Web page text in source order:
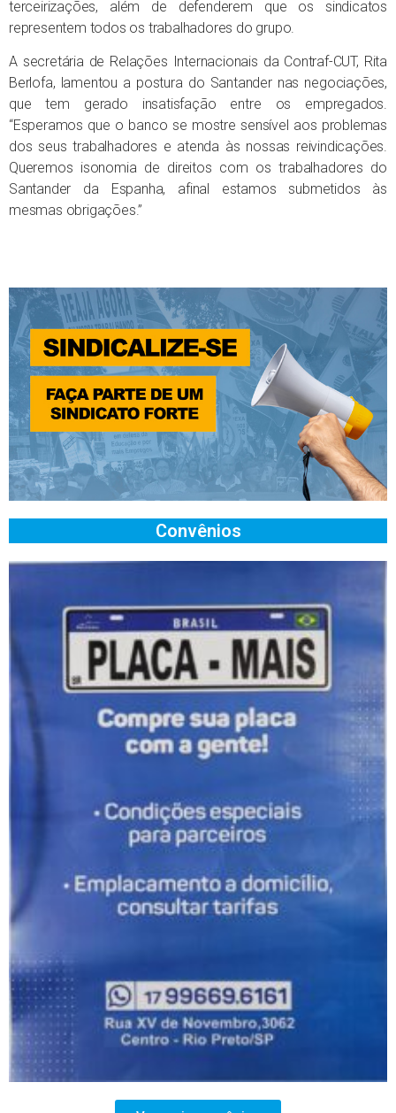
terceirizações, além de defenderem que os sindicatos
representem todos os trabalhadores do grupo.
A secretária de Relações Internacionais da Contraf-CUT, Rita
Berlofa, lamentou a postura do Santander nas negociações,
que tem gerado insatisfação entre os empregados.
“Esperamos que o banco se mostre sensível aos problemas
dos seus trabalhadores e atenda às nossas reivindicações.
Queremos isonomia de direitos com os trabalhadores do
Santander da Espanha, afinal estamos submetidos às
mesmas obrigações.”
Convênios